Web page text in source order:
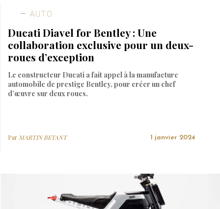
AUTO
Ducati Diavel for Bentley : Une
collaboration exclusive pour un deux-
roues d’exception
Le constructeur Ducati a fait appel à la manufacture
automobile de prestige Bentley, pour créer un chef
d’œuvre sur deux roues.
Par MARTIN BETANT 1 janvier 2024